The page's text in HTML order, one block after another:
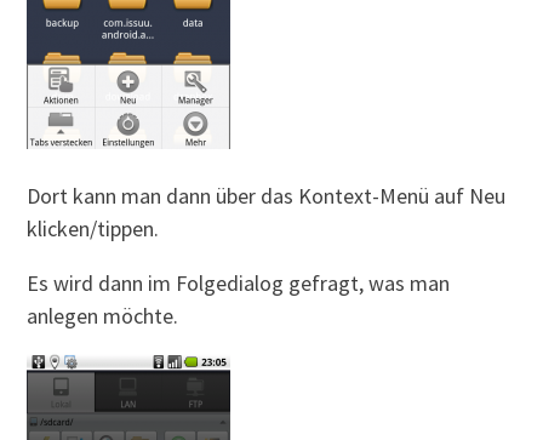
Dort kann man dann über das Kontext-Menü auf Neu
klicken/tippen.
Es wird dann im Folgedialog gefragt, was man
anlegen möchte.